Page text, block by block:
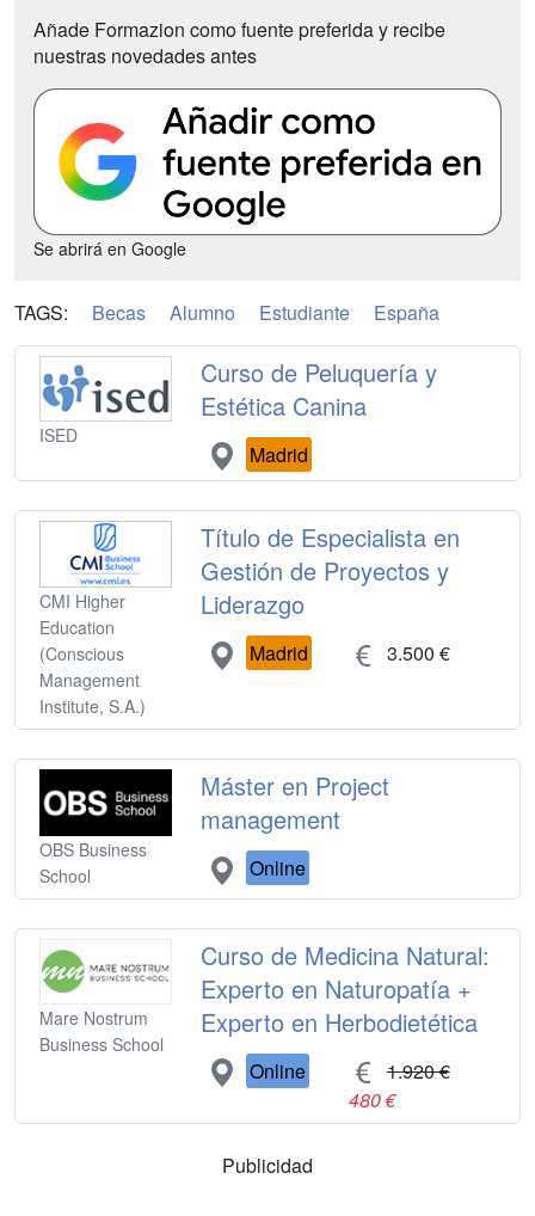
Añade Formazion como fuente preferida y recibe
nuestras novedades antes
Se abrirá en Google
TAGS: Becas Alumno Estudiante España
ISED
Curso de Peluquería y
Estética Canina
Madrid
CMI Higher
Education
(Conscious
Management
Institute, S.A.)
Título de Especialista en
Gestión de Proyectos y
Liderazgo
Madrid 3.500 €
OBS Business
School
Máster en Project
management
Online
Mare Nostrum
Business School
Curso de Medicina Natural:
Experto en Naturopatía +
Experto en Herbodietética
Online
1.920 €
480 €
Publicidad